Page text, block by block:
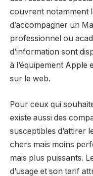
couvrent notamment
d’accompagner un
professionnel ou
d’information sont
à l’équipement
sur le web.
Pour ceux qui
existe aussi des
susceptibles d’attirer
chers mais moins
mais plus puissants.
d’usage et son tarif